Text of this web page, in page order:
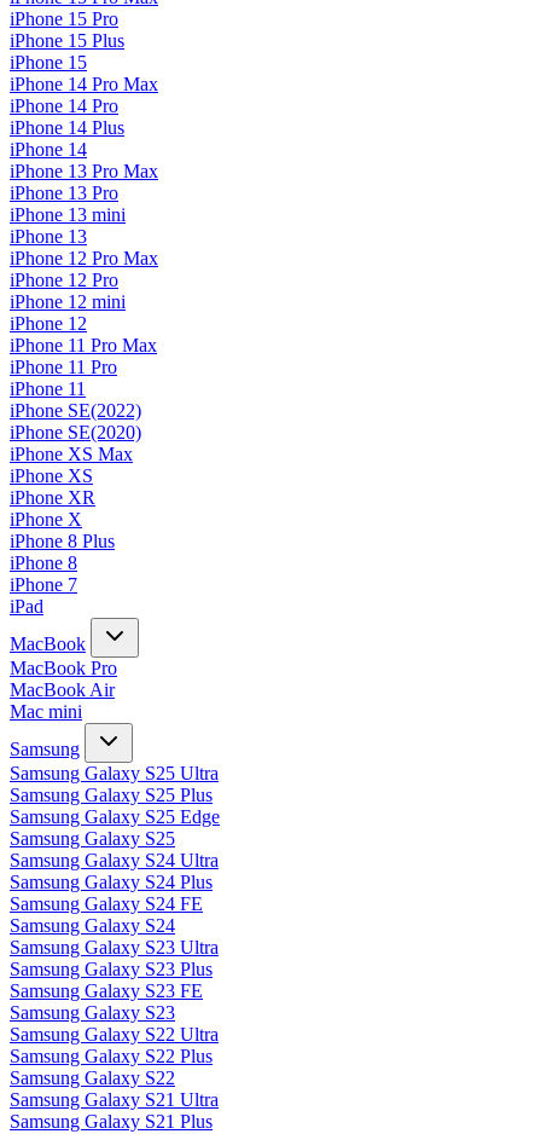
iPhone 15 Pro
iPhone 15 Plus
iPhone 15
iPhone 14 Pro Max
iPhone 14 Pro
iPhone 14 Plus
iPhone 14
iPhone 13 Pro Max
iPhone 13 Pro
iPhone 13 mini
iPhone 13
iPhone 12 Pro Max
iPhone 12 Pro
iPhone 12 mini
iPhone 12
iPhone 11 Pro Max
iPhone 11 Pro
iPhone 11
iPhone SE(2022)
iPhone SE(2020)
iPhone XS Max
iPhone XS
iPhone XR
iPhone X
iPhone 8 Plus
iPhone 8
iPhone 7
iPad
MacBook
MacBook Pro
MacBook Air
Mac mini
Samsung
Samsung Galaxy S25 Ultra
Samsung Galaxy S25 Plus
Samsung Galaxy S25 Edge
Samsung Galaxy S25
Samsung Galaxy S24 Ultra
Samsung Galaxy S24 Plus
Samsung Galaxy S24 FE
Samsung Galaxy S24
Samsung Galaxy S23 Ultra
Samsung Galaxy S23 Plus
Samsung Galaxy S23 FE
Samsung Galaxy S23
Samsung Galaxy S22 Ultra
Samsung Galaxy S22 Plus
Samsung Galaxy S22
Samsung Galaxy S21 Ultra
Samsung Galaxy S21 Plus